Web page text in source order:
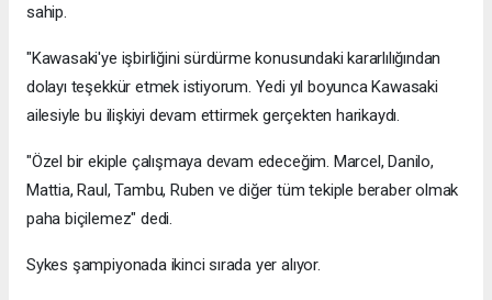
sahip.
"Kawasaki'ye işbirliğini sürdürme konusundaki kararlılığından
dolayı teşekkür etmek istiyorum. Yedi yıl boyunca Kawasaki
ailesiyle bu ilişkiyi devam ettirmek gerçekten harikaydı.
"Özel bir ekiple çalışmaya devam edeceğim. Marcel, Danilo,
Mattia, Raul, Tambu, Ruben ve diğer tüm tekiple beraber olmak
paha biçilemez" dedi.
Sykes şampiyonada ikinci sırada yer alıyor.